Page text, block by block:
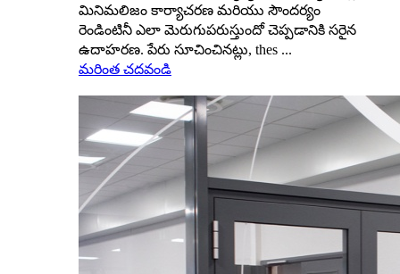
మినిమలిజం కార్యాచరణ మరియు సౌందర్యం
రెండింటినీ ఎలా మెరుగుపరుస్తుందో చెప్పడానికి సరైన
ఉదాహరణ. పేరు సూచించినట్లు, thes ...
మరింత చదవండి